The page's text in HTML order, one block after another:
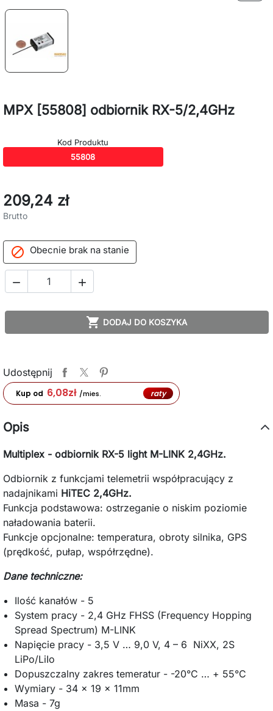
MPX [55808] odbiornik RX-5/2,4GHz
Kod Produktu
55808
209,24 zł
Brutto
 Obecnie brak na stanie
 
 DODAJ DO KOSZYKA
Udostępnij
Kup od 6,08zł /mies. raty
Opis
Multiplex - odbiornik RX-5 light M-LINK 2,4GHz.
Odbiornik z funkcjami telemetrii współpracujący z
nadajnikami HiTEC 2,4GHz.
Funkcja podstawowa: ostrzeganie o niskim poziomie
naładowania baterii.
Funkcje opcjonalne: temperatura, obroty silnika, GPS
(prędkość, pułap, współrzędne).
Dane techniczne:
Ilość kanałów - 5
System pracy - 2,4 GHz FHSS (Frequency Hopping
Spread Spectrum) M-LINK
Napięcie pracy - 3,5 V … 9,0 V, 4 – 6 NiXX, 2S
LiPo/LiIo
Dopuszczalny zakres temeratur - -20°C … + 55°C
Wymiary - 34 x 19 x 11mm
Masa - 7g